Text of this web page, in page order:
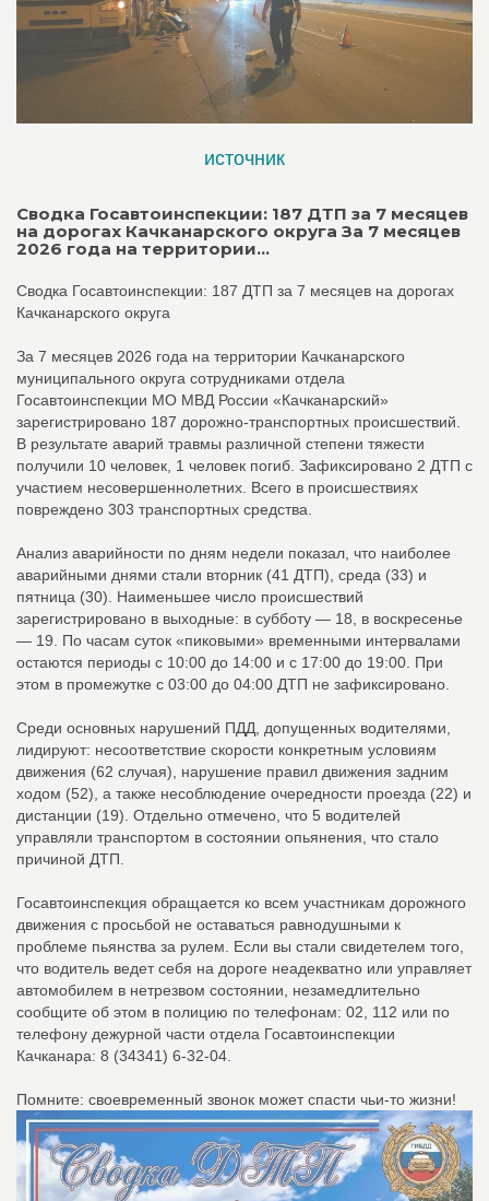
источник
Сводка Госавтоинспекции: 187 ДТП за 7 месяцев
на дорогах Качканарского округа За 7 месяцев
2026 года на территории...
Сводка Госавтоинспекции: 187 ДТП за 7 месяцев на дорогах
Качканарского округа
За 7 месяцев 2026 года на территории Качканарского
муниципального округа сотрудниками отдела
Госавтоинспекции МО МВД России «Качканарский»
зарегистрировано 187 дорожно-транспортных происшествий.
В результате аварий травмы различной степени тяжести
получили 10 человек, 1 человек погиб. Зафиксировано 2 ДТП с
участием несовершеннолетних. Всего в происшествиях
повреждено 303 транспортных средства.
Анализ аварийности по дням недели показал, что наиболее
аварийными днями стали вторник (41 ДТП), среда (33) и
пятница (30). Наименьшее число происшествий
зарегистрировано в выходные: в субботу — 18, в воскресенье
— 19. По часам суток «пиковыми» временными интервалами
остаются периоды с 10:00 до 14:00 и с 17:00 до 19:00. При
этом в промежутке с 03:00 до 04:00 ДТП не зафиксировано.
Среди основных нарушений ПДД, допущенных водителями,
лидируют: несоответствие скорости конкретным условиям
движения (62 случая), нарушение правил движения задним
ходом (52), а также несоблюдение очередности проезда (22) и
дистанции (19). Отдельно отмечено, что 5 водителей
управляли транспортом в состоянии опьянения, что стало
причиной ДТП.
Госавтоинспекция обращается ко всем участникам дорожного
движения с просьбой не оставаться равнодушными к
проблеме пьянства за рулем. Если вы стали свидетелем того,
что водитель ведет себя на дороге неадекватно или управляет
автомобилем в нетрезвом состоянии, незамедлительно
сообщите об этом в полицию по телефонам: 02, 112 или по
телефону дежурной части отдела Госавтоинспекции
Качканара: 8 (34341) 6-32-04.
Помните: своевременный звонок может спасти чьи-то жизни!